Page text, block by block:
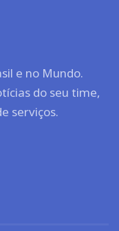
e no Mundo.
do seu time,
serviços.